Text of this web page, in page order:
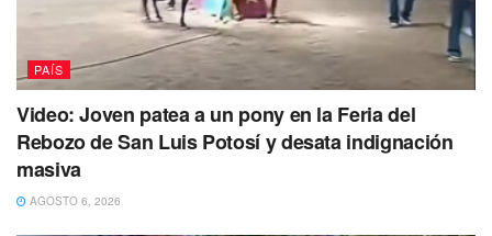
PAÍS
Video: Joven patea a un pony en la Feria del
Rebozo de San Luis Potosí y desata indignación
masiva
AGOSTO 6, 2026